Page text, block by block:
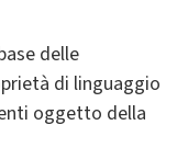
delle
di linguaggio
oggetto della